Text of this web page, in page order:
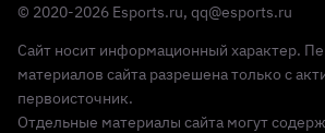
© 2020-2026 Esports.ru, qq@esports.ru
Сайт носит информационный характер.
материалов сайта разрешена только с
первоисточник.
Отдельные материалы сайта могут